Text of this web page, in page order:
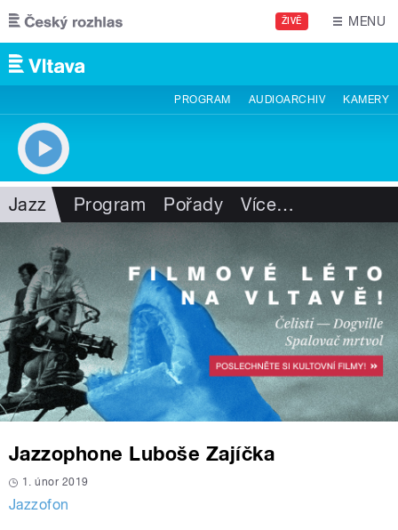
Přejít k hlavnímu obsahu
ŽIVĚ MENU
PROGRAM AUDIOARCHIV KAMERY
Jazz Program Pořady Více…
Jazzophone Luboše Zajíčka
1. únor 2019
Jazzofon